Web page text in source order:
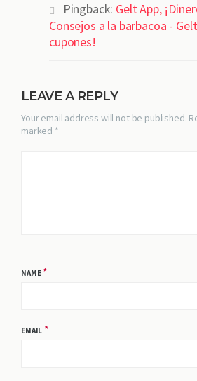
Pingback: Gelt App,
Consejos a la barbacoa -
cupones!
LEAVE A REPLY
Your email address will not be published.
marked *
NAME *
EMAIL *